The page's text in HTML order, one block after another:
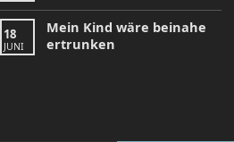
18
JUNI
Mein Kind wäre beinahe
ertrunken